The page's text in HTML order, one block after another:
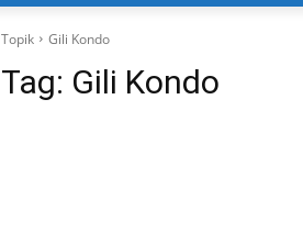
Topik Gili Kondo
Tag: Gili Kondo